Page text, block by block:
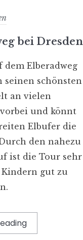
bei Dresden
Elberadweg
seinen schönsten
an vielen
und könnt
Elbufer die
den nahezu
ist die Tour sehr
gut zu